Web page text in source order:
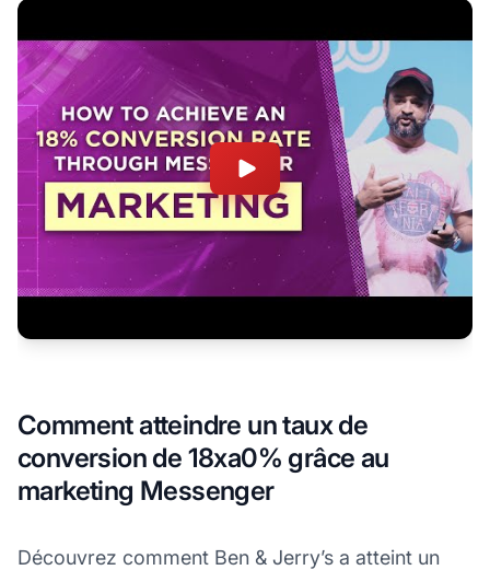
Comment atteindre un taux de
conversion de 18xa0% grâce au
marketing Messenger
Découvrez comment Ben & Jerry’s a atteint un